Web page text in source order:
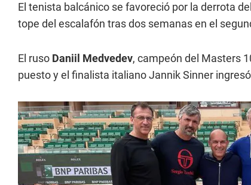
El tenista balcánico se favoreció por la derrota
tope del escalafón tras dos semanas en el
El ruso Daniil Medvedev, campeón del Masters
puesto y el finalista italiano Jannik Sinner